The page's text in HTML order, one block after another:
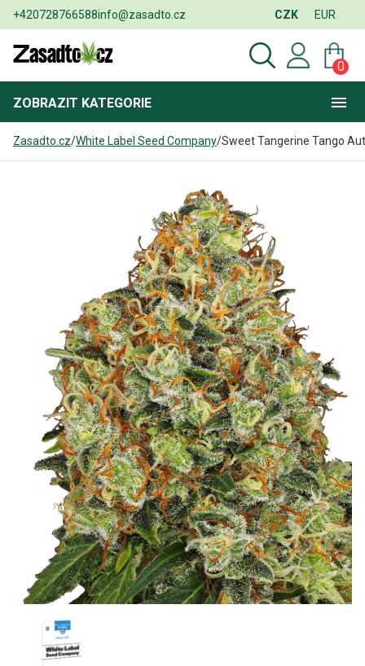
+420728766588info@zasadto.cz CZK EUR
0
ZOBRAZIT KATEGORIE
Zasadto.cz/White Label Seed Company/Sweet Tangerine Tango